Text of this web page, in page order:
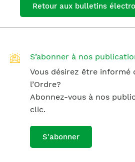
Retour aux bulletins
S’abonner à nos
Vous désirez être informé
l’Ordre?
Abonnez-vous à nos
clic.
S'abonner